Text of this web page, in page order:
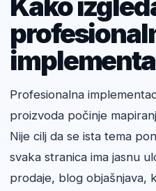
Profesionalna
proizvoda počinje
Nije cilj da se ista tema
svaka stranica ima jasnu
prodaje, blog objašnjava,